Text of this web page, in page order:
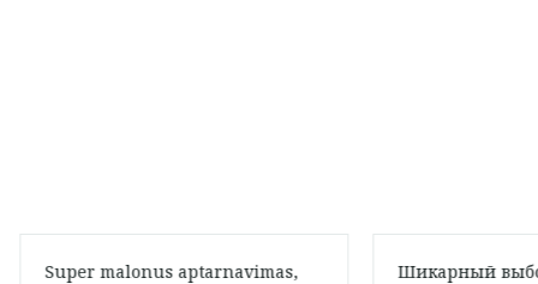
Super malonus aptarnavimas,
Шикарный